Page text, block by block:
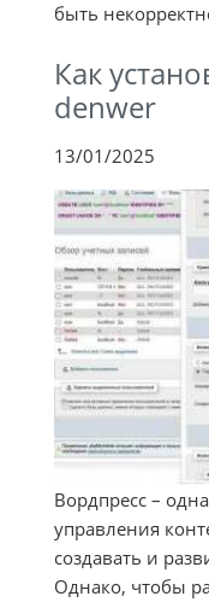
быть
Как
denwer
13/01/2025
Вордпресс –
управления
создавать и
Однако, чтобы